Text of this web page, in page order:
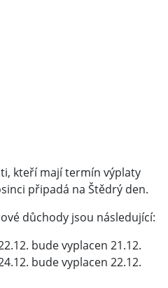
kteří mají termín výplaty
připadá na Štědrý den.
důchody jsou následující:
bude vyplacen 21.12.
bude vyplacen 22.12.